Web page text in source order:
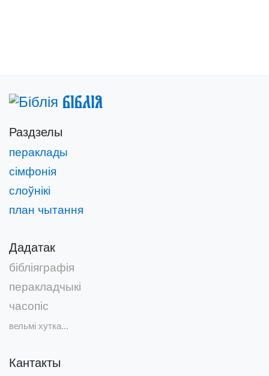
Біблія
Раздзелы
пераклады
сімфонія
слоўнікі
план чытання
Дадатак
бібліяграфія
перакладчыкі
часопіс
вельмі хутка...
Кантакты